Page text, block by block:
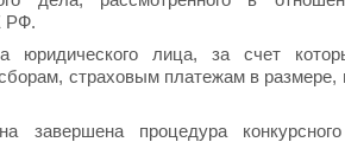
РФ.
юридического лица, за счет
страховым платежам в
завершена процедура